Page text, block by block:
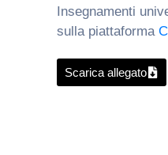
Insegnamenti
sulla piattaforma
Scarica allegato